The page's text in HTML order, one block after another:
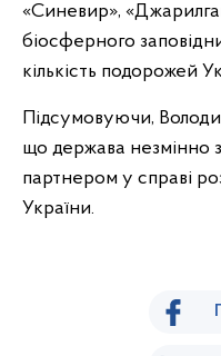
«Синевир»,
біосферного
кількість подорожей
Підсумовуючи,
що держава незмінно
партнером у справі
України.